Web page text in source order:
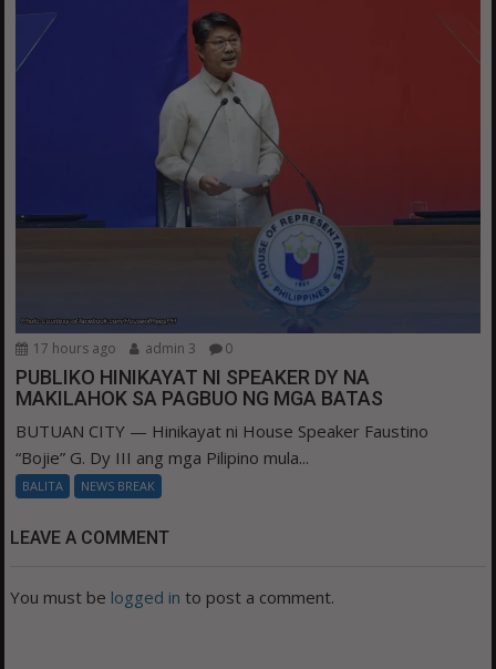
17 hours ago admin 3 0
PUBLIKO HINIKAYAT NI SPEAKER DY NA
MAKILAHOK SA PAGBUO NG MGA BATAS
BUTUAN CITY — Hinikayat ni House Speaker Faustino
“Bojie” G. Dy III ang mga Pilipino mula...
BALITA NEWS BREAK
LEAVE A COMMENT
You must be logged in to post a comment.